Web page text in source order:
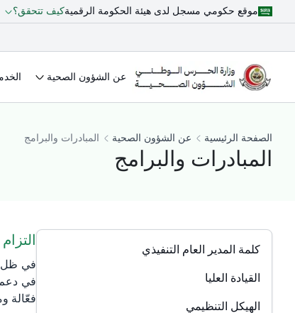
موقع حكومي مسجل لدى هيئة الحكومة الرقميةكيف تتحقق؟
عن الشؤون الصحية
الصفحة الرئيسية عن الشؤون الصحية المبادرات والبرامج
المبادرات والبرامج
كلمة المدير العام التنفيذي
القيادة العليا
الهيكل التنظيمي
في دعم
فعّالة